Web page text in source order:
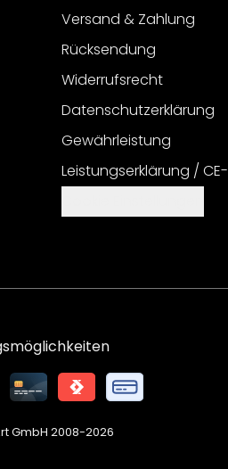
Versand & Zahlung
Rücksendung
Widerrufsrecht
Datenschutzerklärung
Gewährleistung
Leistungserklärung /
GmbH 2008-2026